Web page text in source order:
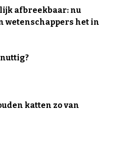
afbreekbaar: nu
wetenschappers het in
katten zo van